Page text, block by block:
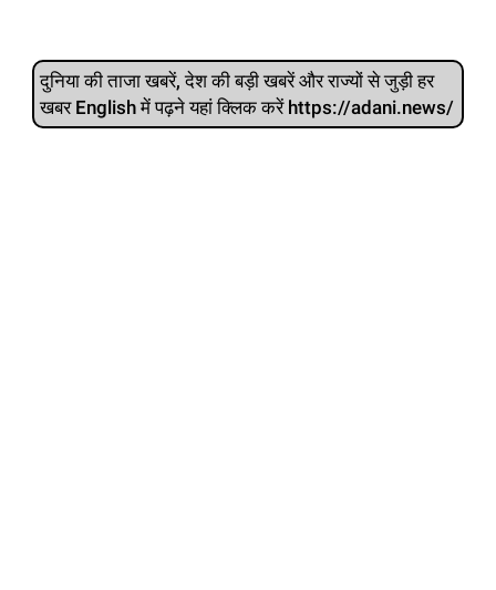
दुनिया की ताजा खबरें, देश की बड़ी खबरें और राज्‍यों से जुड़ी हर
खबर English में पढ़ने यहां क्लिक करें https://adani.news/